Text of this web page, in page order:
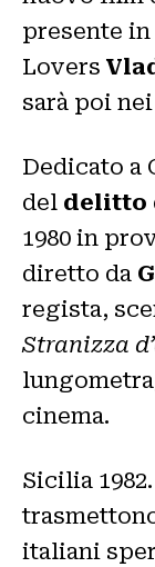
presente
Lovers
sarà poi
Dedicato a
del delitto
1980 in
diretto da
regista,
Stranizza
cinema.
Sicilia
italiani